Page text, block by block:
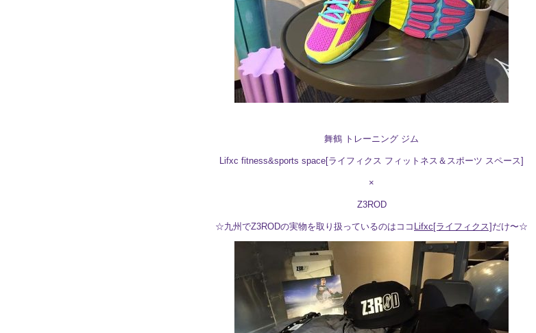
舞鶴 トレーニング ジム
Lifxc fitness&sports space[ライフィクス フィットネス＆スポーツ スペース]
×
Z3ROD
☆九州でZ3RODの実物を取り扱っているのはココ Lifxc[ライフィクス]だけ〜☆